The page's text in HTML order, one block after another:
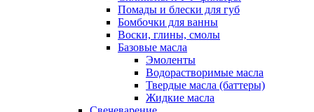
Помады и блески для губ
Бомбочки для ванны
Воски, глины, смолы
Базовые масла
Эмоленты
Водорастворимые масла
Твердые масла (баттеры)
Жидкие масла